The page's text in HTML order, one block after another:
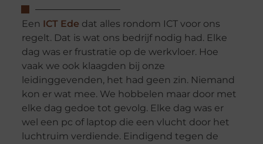
Een ICT Ede dat alles rondom ICT voor ons
regelt. Dat is wat ons bedrijf nodig had. Elke
dag was er frustratie op de werkvloer. Hoe
vaak we ook klaagden bij onze
leidinggevenden, het had geen zin. Niemand
kon er wat mee. We hobbelen maar door met
elke dag gedoe tot gevolg. Elke dag was er
wel een pc of laptop die een vlucht door het
luchtruim verdiende. Eindigend tegen de